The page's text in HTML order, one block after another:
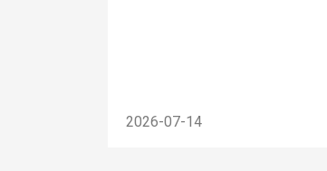
2026-07-14